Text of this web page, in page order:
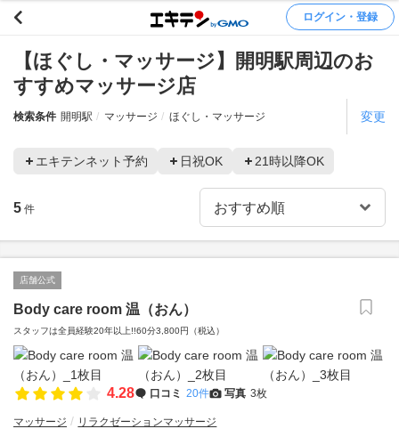
ログイン・登録
【ほぐし・マッサージ】開明駅周辺のお
すすめマッサージ店
検索条件 開明駅 マッサージ ほぐし・マッサージ 変更
エキテンネット予約 日祝OK 21時以降OK
5 件
店舗公式
Body care room 温（おん）
スタッフは全員経験20年以上!!60分3,800円（税込）
4.28 口コミ 20件 写真 3枚
マッサージ リラクゼーションマッサージ